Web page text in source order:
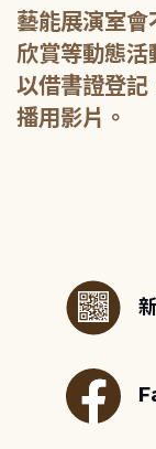
藝能展演室
欣賞等動態活
以借書證登記
播用影片。